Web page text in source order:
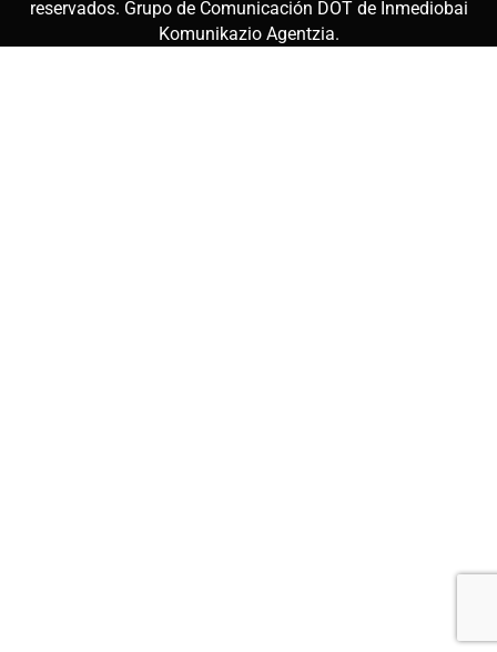
reservados. Grupo de Comunicación DOT de Inmediobai
Komunikazio Agentzia.